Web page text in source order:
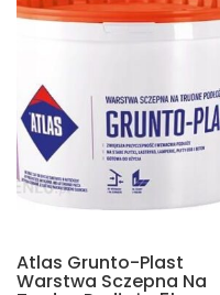
Atlas Grunto-Plast
Warstwa Sczepna Na